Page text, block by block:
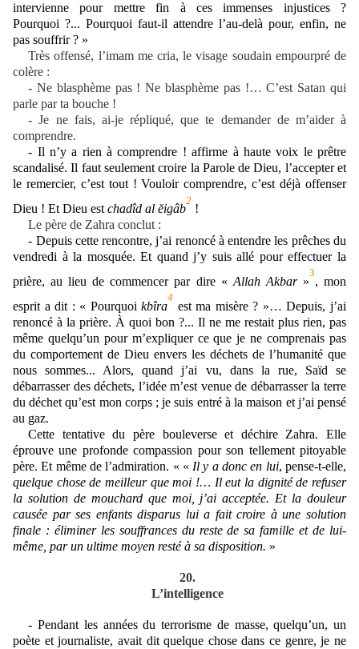
intervienne pour mettre fin à ces immenses injustices ?
Pourquoi ?... Pourquoi faut-il attendre l’au-delà pour, enfin, ne
pas souffrir ? »
Très offensé, l’imam me cria, le visage soudain empourpré de
colère :
- Ne blasphème pas ! Ne blasphème pas !… C’est Satan qui
parle par ta bouche !
- Je ne fais, ai-je répliqué, que te demander de m’aider à
comprendre.
- Il n’y a rien à comprendre ! affirme à haute voix le prêtre
scandalisé. Il faut seulement croire la Parole de Dieu, l’accepter et
le remercier, c’est tout ! Vouloir comprendre, c’est déjà offenser
Dieu ! Et Dieu est chadîd al ĕigâb
2
!
Le père de Zahra conclut :
- Depuis cette rencontre, j’ai renoncé à entendre les prêches du
vendredi à la mosquée. Et quand j’y suis allé pour effectuer la
prière, au lieu de commencer par dire « Allah Akbar»
3
, mon
esprit a dit : « Pourquoikbîra
4
est ma misère ? »… Depuis, j’ai
renoncé à la prière. À quoi bon ?... Il ne me restait plus rien, pas
même quelqu’un pour m’expliquer ce que je ne comprenais pas
du comportement de Dieu envers les déchets de l’humanité que
nous sommes... Alors, quand j’ai vu, dans la rue, Saïd se
débarrasser des déchets, l’idée m’est venue de débarrasser la terre
du déchet qu’est mon corps ; je suis entré à la maison et j’ai pensé
au gaz.
Cette tentative du père bouleverse et déchire Zahra. Elle
éprouve une profonde compassion pour son tellement pitoyable
père. Et même de l’admiration. « « Il y a donc en lui, pense-t-elle,
quelque chose de meilleur que moi !… Il eut la dignité de refuser
la solution de mouchard que moi, j’ai acceptée. Et la douleur
causée par ses enfants disparus lui a fait croire à une solution
finale : éliminer les souffrances du reste de sa famille et de lui-
même, par un ultime moyen resté à sa disposition. »
20.
L’intelligence
- Pendant les années du terrorisme de masse, quelqu’un, un
poète et journaliste, avait dit quelque chose dans ce genre, je ne